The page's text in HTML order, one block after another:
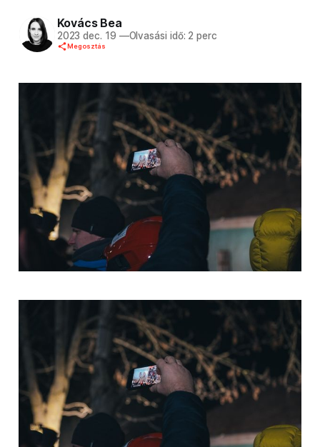
Kovács Bea
2023 dec. 19 —Olvasási idő: 2 perc
Megosztás